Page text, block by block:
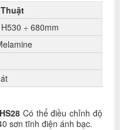
÷ 680mm
Có thể điều chỉnh độ
sơn tĩnh điện ánh bạc.